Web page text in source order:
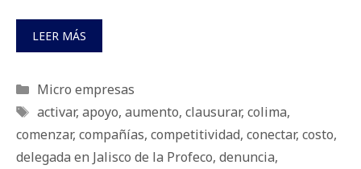
LEER MÁS
Categorías
Micro empresas
Etiquetas
activar, apoyo, aumento, clausurar, colima,
comenzar, compañías, competitividad, conectar, costo,
delegada en Jalisco de la Profeco, denuncia,